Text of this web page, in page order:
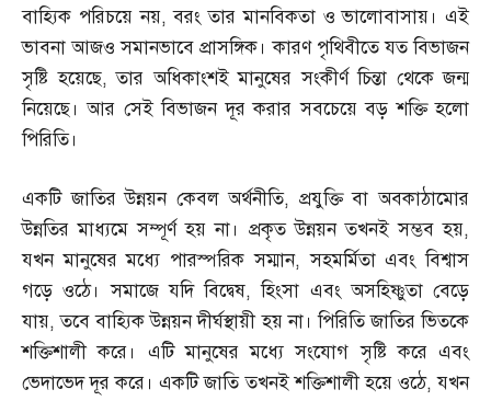
বাহ্যিক পরিচয়ে নয়,বরং তার মানবিকতা ও ভালোবাসায়। এই
ভাবনা আজও সমানভাবে প্রাসঙ্গিক। কারণ পৃথিবীতে যত বিভাজন
সৃষ্টি হয়েছে,তার অধিকাংশই মানুষের সংকীর্ণ চিন্তা থেকে জন্ম
নিয়েছে। আর সেই বিভাজন দূর করার সবচেয়ে বড় শক্তি হলো
পিরিতি।
একটি জাতির উন্নয়ন কেবল অর্থনীতি, প্রযুক্তি বা অবকাঠামোর
উন্নতির মাধ্যমে সম্পূর্ণ হয় না। প্রকৃত উন্নয়ন তখনই সম্ভব হয়,
যখন মানুষের মধ্যে পারস্পরিক সম্মান,সহমর্মিতা এবং বিশ্বাস
গড়ে ওঠে। সমাজে যদি বিদ্বেষ,হিংসা এবং অসহিষ্ণুতা বেড়ে
যায়,তবে বাহ্যিক উন্নয়ন দীর্ঘস্থায়ী হয় না। পিরিতি জাতির ভিতকে
শক্তিশালী করে। এটি মানুষের মধ্যে সংযোগ সৃষ্টি করে এবং
ভেদাভেদ দূর করে। একটি জাতি তখনই শক্তিশালী হয়ে ওঠে,যখন